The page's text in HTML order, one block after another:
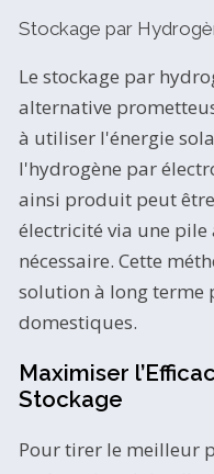
Stockage par
Le stockage par
alternative
à utiliser l'énergie
l'hydrogène par
ainsi produit peut
électricité via une
nécessaire. Cette
solution à long terme
domestiques.
Maximiser
Stockage
Pour tirer le meilleur